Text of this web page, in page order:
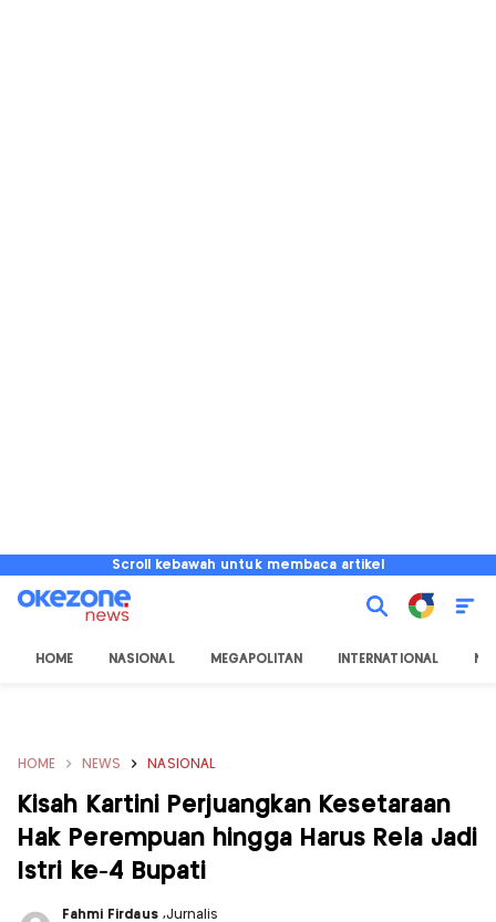
Scroll kebawah untuk membaca artikel
HOME NASIONAL MEGAPOLITAN INTERNATIONAL
HOME NEWS NASIONAL
Kisah Kartini Perjuangkan Kesetaraan
Hak Perempuan hingga Harus Rela Jadi
Istri ke-4 Bupati
Fahmi Firdaus ,Jurnalis